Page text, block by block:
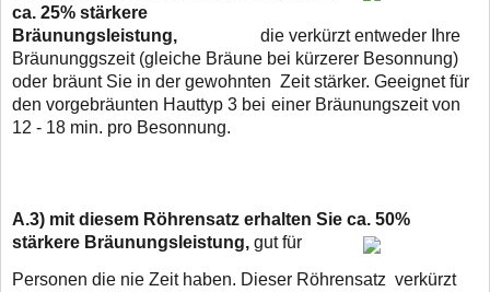
ca. 25% stärkere
Bräunungsleistung, die verkürzt entweder Ihre
Bräununggszeit (gleiche Bräune bei kürzerer Besonnung)
oder bräunt Sie in der gewohnten Zeit stärker. Geeignet für
den vorgebräunten Hauttyp 3 bei einer Bräunungszeit von
12 - 18 min. pro Besonnung.
A.3) mit diesem Röhrensatz erhalten Sie ca. 50%
stärkere Bräunungsleistung, gut für
Personen die nie Zeit haben. Dieser Röhrensatz verkürzt